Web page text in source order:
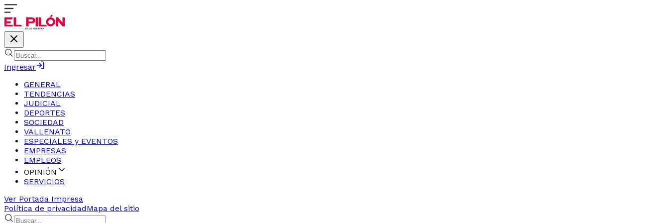
Ingresar
GENERAL
TENDENCIAS
JUDICIAL
DEPORTES
SOCIEDAD
VALLENATO
ESPECIALES y EVENTOS
EMPRESAS
EMPLEOS
OPINIÓN
SERVICIOS
Ver Portada Impresa
Política de privacidadMapa del sitio